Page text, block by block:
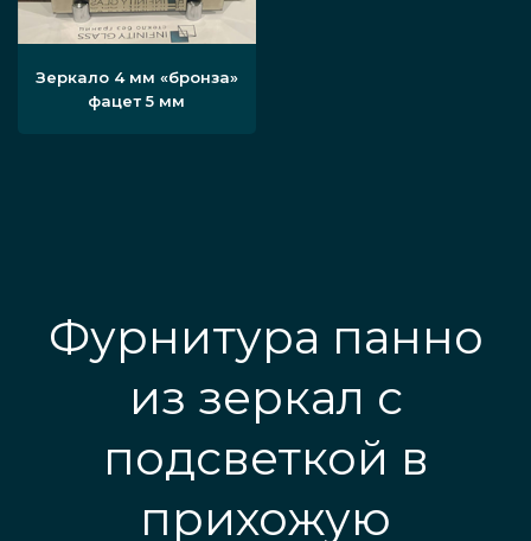
Зеркало 4 мм «бронза»
фацет 5 мм
Фурнитура панно
из зеркал с
подсветкой в
прихожую